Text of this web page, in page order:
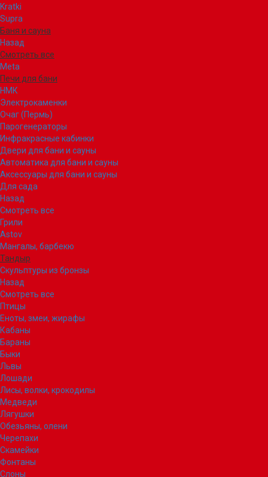
Kratki
Supra
Баня и сауна
Назад
Смотреть все
Meta
Печи для бани
НМК
Электрокаменки
Очаг (Пермь)
Парогенераторы
Инфракрасные кабинки
Двери для бани и сауны
Автоматика для бани и сауны
Аксессуары для бани и сауны
Для сада
Назад
Смотреть все
Грили
Astov
Мангалы, барбекю
Тандыр
Скульптуры из бронзы
Назад
Смотреть все
Птицы
Еноты, змеи, жирафы
Кабаны
Бараны
Быки
Львы
Лошади
Лисы, волки, крокодилы
Медведи
Лягушки
Обезьяны, олени
Черепахи
Скамейки
Фонтаны
Слоны